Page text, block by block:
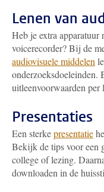
Lenen van
Heb je extra apparatuur
voicerecorder? Bij de
audiovisuele middelen
uitleenvoorwaarden per
Presentaties
Een sterkepresentatie
Bekijk de tips voor een
college of lezing.
downloaden in de